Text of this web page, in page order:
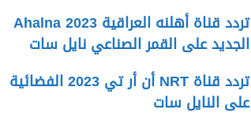
تردد قناة أهلنه العراقية Ahalna 2023
الجديد على القمر الصناعي نايل سات
تردد قناة NRT أن أر تي 2023 الفضائية
على النايل سات